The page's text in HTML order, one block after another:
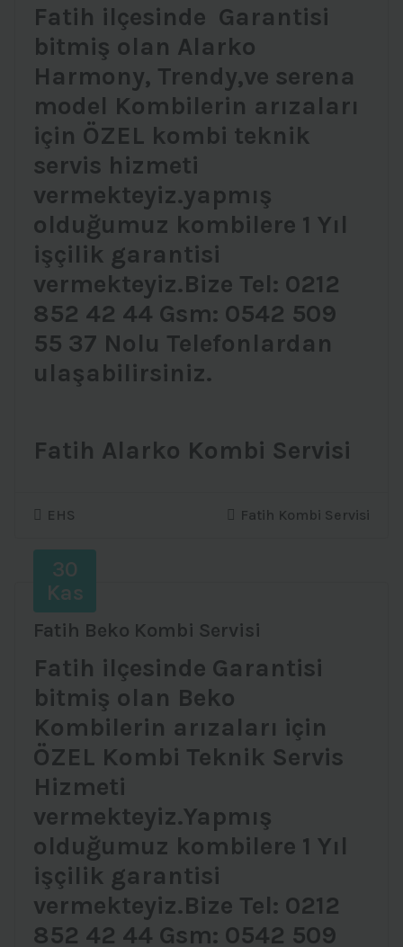
Fatih ilçesinde Garantisi
bitmiş olan Alarko
Harmony, Trendy,ve serena
model Kombilerin arızaları
için ÖZEL kombi teknik
servis hizmeti
vermekteyiz.yapmış
olduğumuz kombilere 1 Yıl
işçilik garantisi
vermekteyiz.Bize Tel: 0212
852 42 44 Gsm: 0542 509
55 37 Nolu Telefonlardan
ulaşabilirsiniz.
Fatih Alarko Kombi Servisi
EHS Fatih Kombi Servisi
30
Kas
Fatih Beko Kombi Servisi
Fatih ilçesinde Garantisi
bitmiş olan Beko
Kombilerin arızaları için
ÖZEL Kombi Teknik Servis
Hizmeti
vermekteyiz.Yapmış
olduğumuz kombilere 1 Yıl
işçilik garantisi
vermekteyiz.Bize Tel: 0212
852 42 44 Gsm: 0542 509